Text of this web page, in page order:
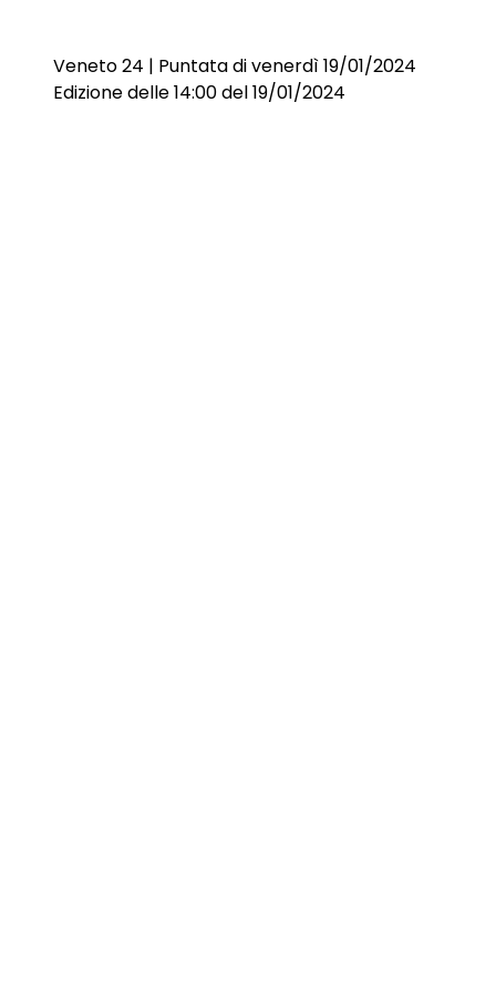
Veneto 24 | Puntata di venerdì 19/01/2024
Edizione delle 14:00 del 19/01/2024